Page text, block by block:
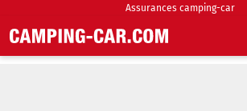
Assurances camping-car